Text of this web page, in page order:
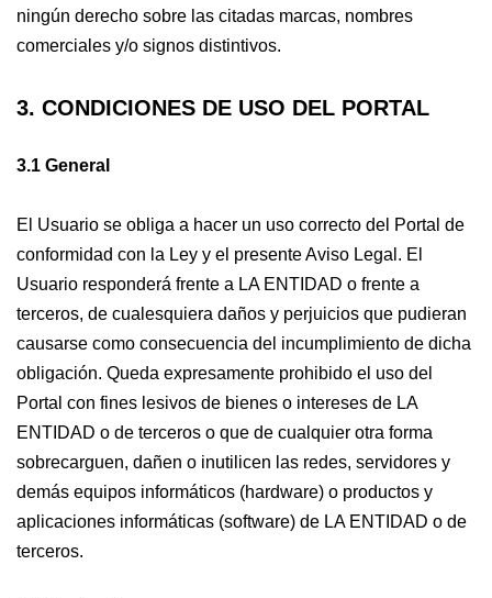
ningún derecho sobre las citadas marcas, nombres
comerciales y/o signos distintivos.
3. CONDICIONES DE USO DEL PORTAL
3.1 General
El Usuario se obliga a hacer un uso correcto del Portal de
conformidad con la Ley y el presente Aviso Legal. El
Usuario responderá frente a LA ENTIDAD o frente a
terceros, de cualesquiera daños y perjuicios que pudieran
causarse como consecuencia del incumplimiento de dicha
obligación. Queda expresamente prohibido el uso del
Portal con fines lesivos de bienes o intereses de LA
ENTIDAD o de terceros o que de cualquier otra forma
sobrecarguen, dañen o inutilicen las redes, servidores y
demás equipos informáticos (hardware) o productos y
aplicaciones informáticas (software) de LA ENTIDAD o de
terceros.